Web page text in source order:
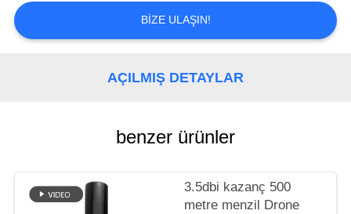
TEKLIF
ISTEĞI
POLICY
BIZE ULAŞIN!
AÇILMIŞ DETAYLAR
benzer ürünler
3.5dbi kazanç 500
metre menzil Drone